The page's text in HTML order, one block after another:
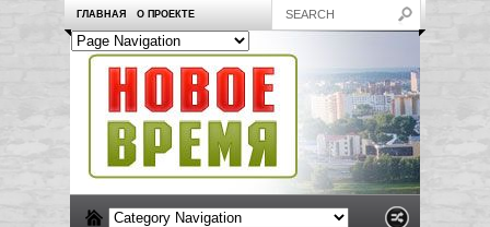
ГЛАВНАЯ О ПРОЕКТЕ